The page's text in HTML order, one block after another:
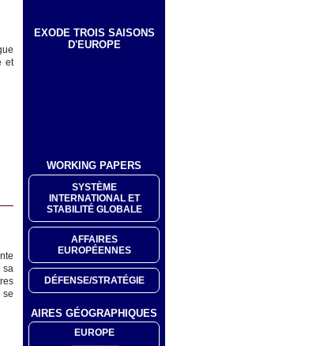
et
sa
se
EXODE TROIS SAISONS
D'EUROPE
WORKING PAPERS
SYSTÈME
INTERNATIONAL ET
STABILITÉ GLOBALE
AFFAIRES
EUROPÉENNES
DÉFENSE/STRATÉGIE
AIRES GÉOGRAPHIQUES
EUROPE